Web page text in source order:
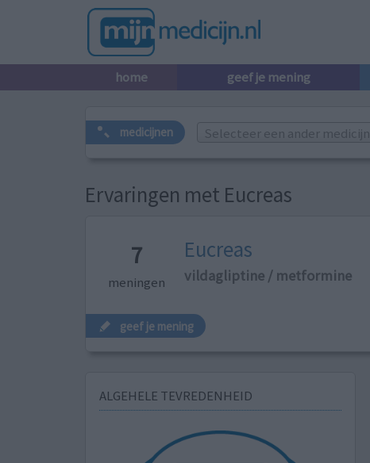
home geef je mening
medicijnen Selecteer een ander medicijn...
Ervaringen met Eucreas
7
meningen
Eucreas
vildagliptine / metformine
geef je mening
ALGEHELE TEVREDENHEID